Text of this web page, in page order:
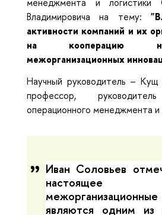
Владимировича на тему:
активности компаний и их
на кооперацию
межорганизационных
Научный руководитель – Кущ
профессор,
операционного менеджмента и
Иван Соловьев
настоящее
являются одним из